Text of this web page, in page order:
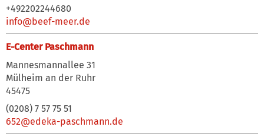
+492202244680
info@beef-meer.de
E-Center Paschmann
Mannesmannallee 31
Mülheim an der Ruhr
45475
(0208) 7 57 75 51
652@edeka-paschmann.de